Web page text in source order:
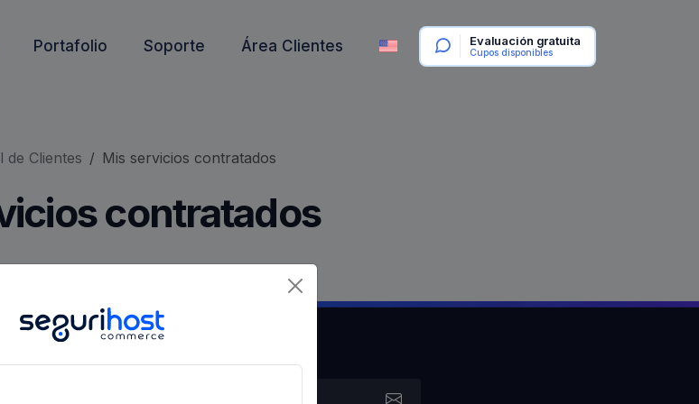
Portafolio Soporte Área Clientes Evaluación gratuita
Cupos disponibles
de Clientes Mis servicios contratados
contratados
y